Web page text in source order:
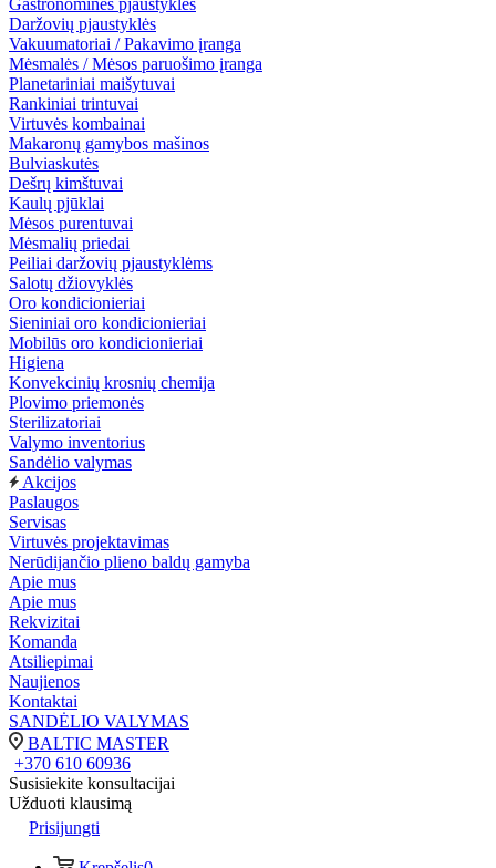
Gastronominės pjaustyklės
Daržovių pjaustyklės
Vakuumatoriai / Pakavimo įranga
Mėsmalės / Mėsos paruošimo įranga
Planetariniai maišytuvai
Rankiniai trintuvai
Virtuvės kombainai
Makaronų gamybos mašinos
Bulviaskutės
Dešrų kimštuvai
Kaulų pjūklai
Mėsos purentuvai
Mėsmalių priedai
Peiliai daržovių pjaustyklėms
Salotų džiovyklės
Oro kondicionieriai
Sieniniai oro kondicionieriai
Mobilūs oro kondicionieriai
Higiena
Konvekcinių krosnių chemija
Plovimo priemonės
Sterilizatoriai
Valymo inventorius
Sandėlio valymas
Akcijos
Paslaugos
Servisas
Virtuvės projektavimas
Nerūdijančio plieno baldų gamyba
Apie mus
Apie mus
Rekvizitai
Komanda
Atsiliepimai
Naujienos
Kontaktai
SANDĖLIO VALYMAS
BALTIC MASTER
+370 610 60936
Susisiekite konsultacijai
Užduoti klausimą
Prisijungti